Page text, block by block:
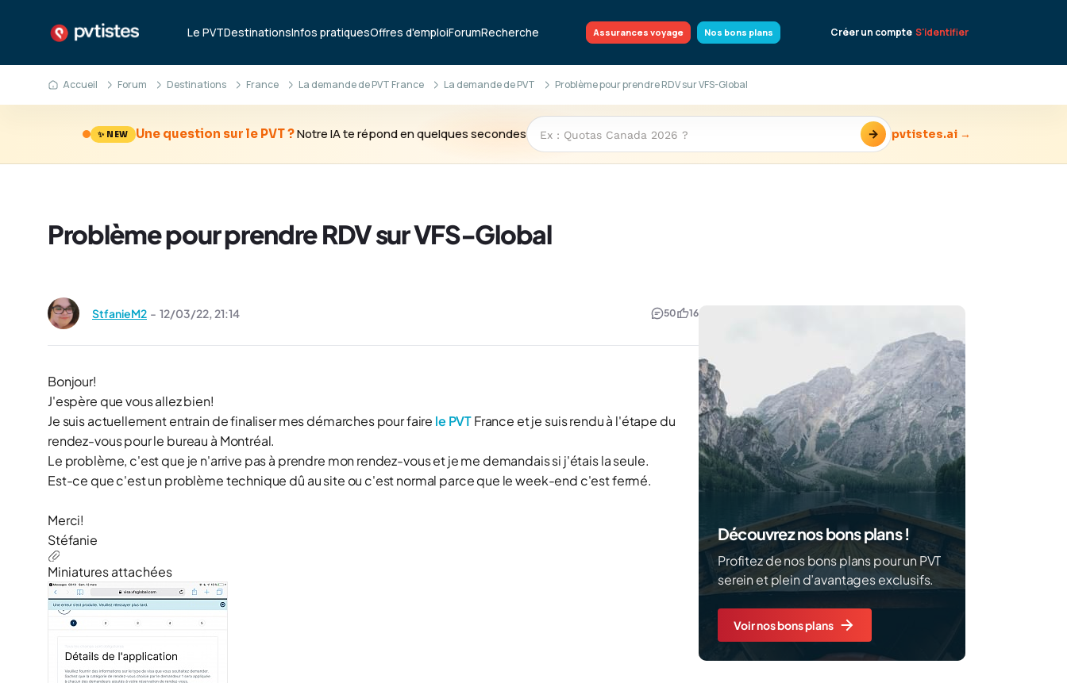
Le PVTDestinationsInfos pratiquesOffres d'emploiForumRecherche Assurances voyage Nos bons plans Créer un compte S'identifier
Accueil Forum Destinations France La demande de PVT France La demande de PVT Problème pour prendre RDV sur VFS-Global
✨ NEW Une question sur le PVT ?Notre IA te répond en quelques secondes → pvtistes.ai →
Problème pour prendre RDV sur VFS-Global
StfanieM2 - 12/03/22, 21:14 50 16
Bonjour!
J'espère que vous allez bien!
Je suis actuellement entrain de finaliser mes démarches pour faire le PVTFrance et je suis rendu à l'étape du
rendez-vous pour le bureau à Montréal.
Le problème, c'est que je n'arrive pas à prendre mon rendez-vous et je me demandais si j'étais la seule.
Est-ce que c'est un problème technique dû au site ou c'est normal parce que le week-end c'est fermé.
Merci!
Stéfanie
Miniatures attachées
Découvrez nos bons plans !
Profitez de nos bons plans pour un PVT
serein et plein d’avantages exclusifs.
Voir nos bons plans